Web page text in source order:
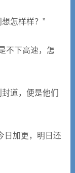
怎样样？”
不下高速，怎
道，便是他们
日加更，明日还